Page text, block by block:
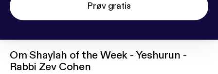
Prøv gratis
Om Shaylah of the Week - Yeshurun -
Rabbi Zev Cohen